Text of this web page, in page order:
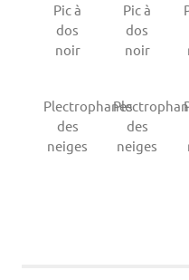
Pic à
dos
noir
Pic à
dos
noir
Plectrophanes
des
neiges
des
neiges